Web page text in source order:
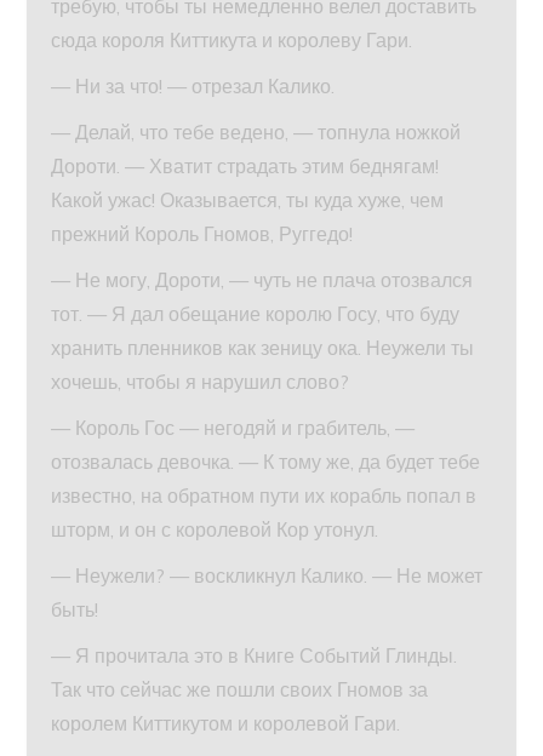
требую, чтобы ты немедленно велел доставить
сюда короля Киттикута и королеву Гари.
— Ни за что! — отрезал Калико.
— Делай, что тебе ведено, — топнула ножкой
Дороти. — Хватит страдать этим беднягам!
Какой ужас! Оказывается, ты куда хуже, чем
прежний Король Гномов, Руггедо!
— Не могу, Дороти, — чуть не плача отозвался
тот. — Я дал обещание королю Госу, что буду
хранить пленников как зеницу ока. Неужели ты
хочешь, чтобы я нарушил слово?
— Король Гос — негодяй и грабитель, —
отозвалась девочка. — К тому же, да будет тебе
известно, на обратном пути их корабль попал в
шторм, и он с королевой Кор утонул.
— Неужели? — воскликнул Калико. — Не может
быть!
— Я прочитала это в Книге Событий Глинды.
Так что сейчас же пошли своих Гномов за
королем Киттикутом и королевой Гари.